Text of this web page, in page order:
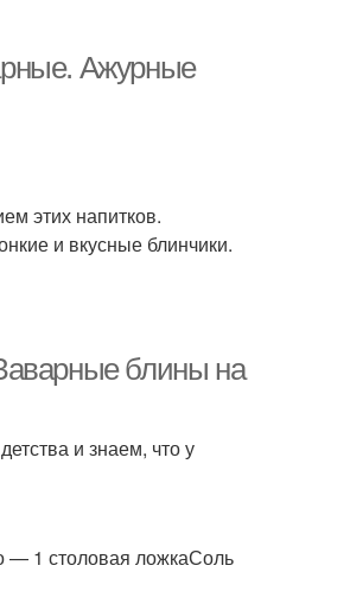
Ажурные
этих напитков.
и вкусные блинчики.
блины на
и знаем, что у
1 столовая ложкаСоль